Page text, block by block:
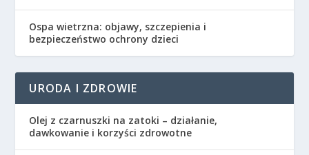
Ospa wietrzna: objawy, szczepienia i
bezpieczeństwo ochrony dzieci
URODA I ZDROWIE
Olej z czarnuszki na zatoki – działanie,
dawkowanie i korzyści zdrowotne